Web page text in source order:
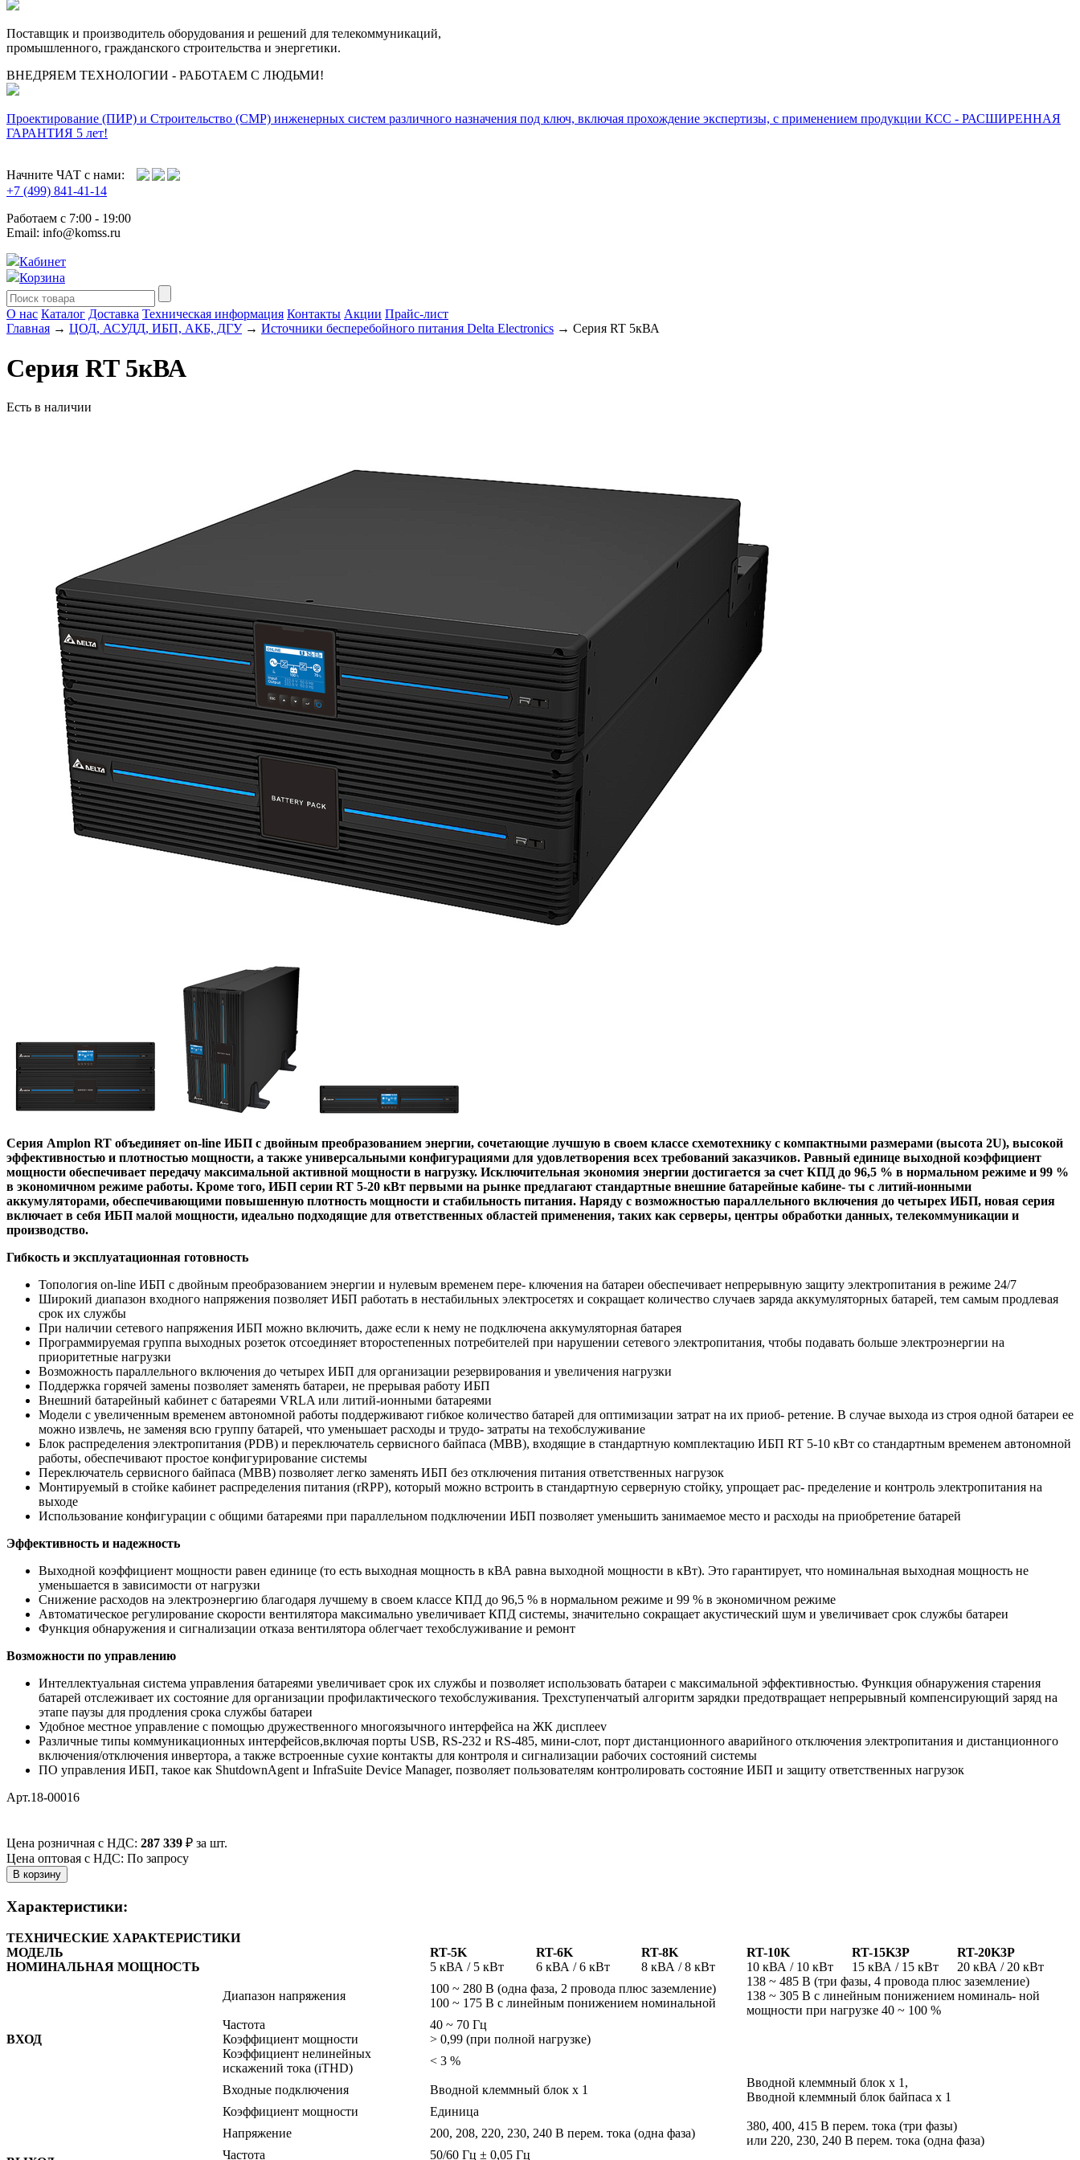
Поставщик и производитель оборудования и решений для телекоммуникаций,
промышленного, гражданского строительства и энергетики.
ВНЕДРЯЕМ ТЕХНОЛОГИИ - РАБОТАЕМ С ЛЮДЬМИ!
Проектирование (ПИР) и Cтроительство (СМР) инженерных систем различного назначения под ключ, включая прохождение экспертизы, с применением продукции КСС - РАСШИРЕННАЯ
ГАРАНТИЯ 5 лет!
Начните ЧАТ с нами:
+7 (499) 841-41-14
Работаем с 7:00 - 19:00
Email: info@komss.ru
Кабинет
Корзина
О нас Каталог Доставка Техническая информация Контакты Акции Прайс-лист
Главная → ЦОД, АСУДД, ИБП, АКБ, ДГУ→ Источники бесперебойного питания Delta Electronics → Серия RT 5кВА
Серия RT 5кВА
Есть в наличии
Серия Amplon RT объединяет on-line ИБП с двойным преобразованием энергии, сочетающие лучшую в своем классе схемотехнику с компактными размерами (высота 2U), высокой
эффективностью и плотностью мощности, а также универсальными конфигурациями для удовлетворения всех требований заказчиков. Равный единице выходной коэффициент
мощности обеспечивает передачу максимальной активной мощности в нагрузку. Исключительная экономия энергии достигается за счет КПД до 96,5 % в нормальном режиме и 99 %
в экономичном режиме работы. Кроме того, ИБП серии RT 5-20 кВт первыми на рынке предлагают стандартные внешние батарейные кабине- ты с литий-ионными
аккумуляторами, обеспечивающими повышенную плотность мощности и стабильность питания. Наряду с возможностью параллельного включения до четырех ИБП, новая серия
включает в себя ИБП малой мощности, идеально подходящие для ответственных областей применения, таких как серверы, центры обработки данных, телекоммуникации и
производство.
Гибкость и эксплуатационная готовность
Топология on-line ИБП с двойным преобразованием энергии и нулевым временем пере- ключения на батареи обеспечивает непрерывную защиту электропитания в режиме 24/7
Широкий диапазон входного напряжения позволяет ИБП работать в нестабильных электросетях и сокращает количество случаев заряда аккумуляторных батарей, тем самым продлевая
срок их службы
При наличии сетевого напряжения ИБП можно включить, даже если к нему не подключена аккумуляторная батарея
Программируемая группа выходных розеток отсоединяет второстепенных потребителей при нарушении сетевого электропитания, чтобы подавать больше электроэнергии на
приоритетные нагрузки
Возможность параллельного включения до четырех ИБП для организации резервирования и увеличения нагрузки
Поддержка горячей замены позволяет заменять батареи, не прерывая работу ИБП
Внешний батарейный кабинет с батареями VRLA или литий-ионными батареями
Модели с увеличенным временем автономной работы поддерживают гибкое количество батарей для оптимизации затрат на их приоб- ретение. В случае выхода из строя одной батареи ее
можно извлечь, не заменяя всю группу батарей, что уменьшает расходы и трудо- затраты на техобслуживание
Блок распределения электропитания (PDB) и переключатель сервисного байпаса (MBB), входящие в стандартную комплектацию ИБП RT 5-10 кВт со стандартным временем автономной
работы, обеспечивают простое конфигурирование системы
Переключатель сервисного байпаса (MBB) позволяет легко заменять ИБП без отключения питания ответственных нагрузок
Монтируемый в стойке кабинет распределения питания (rRPP), который можно встроить в стандартную серверную стойку, упрощает рас- пределение и контроль электропитания на
выходе
Использование конфигурации с общими батареями при параллельном подключении ИБП позволяет уменьшить занимаемое место и расходы на приобретение батарей
Эффективность и надежность
Выходной коэффициент мощности равен единице (то есть выходная мощность в кВА равна выходной мощности в кВт). Это гарантирует, что номинальная выходная мощность не
уменьшается в зависимости от нагрузки
Снижение расходов на электроэнергию благодаря лучшему в своем классе КПД до 96,5 % в нормальном режиме и 99 % в экономичном режиме
Автоматическое регулирование скорости вентилятора максимально увеличивает КПД системы, значительно сокращает акустический шум и увеличивает срок службы батареи
Функция обнаружения и сигнализации отказа вентилятора облегчает техобслуживание и ремонт
Возможности по управлению
Интеллектуальная система управления батареями увеличивает срок их службы и позволяет использовать батареи с максимальной эффективностью. Функция обнаружения старения
батарей отслеживает их состояние для организации профилактического техобслуживания. Трехступенчатый алгоритм зарядки предотвращает непрерывный компенсирующий заряд на
этапе паузы для продления срока службы батареи
Удобное местное управление с помощью дружественного многоязычного интерфейса на ЖК дисплееv
Различные типы коммуникационных интерфейсов,включая порты USB, RS-232 и RS-485, мини-слот, порт дистанционного аварийного отключения электропитания и дистанционного
включения/отключения инвертора, а также встроенные сухие контакты для контроля и сигнализации рабочих состояний системы
ПО управления ИБП, такое как ShutdownAgent и InfraSuite Device Manager, позволяет пользователям контролировать состояние ИБП и защиту ответственных нагрузок
Арт.18-00016
Цена розничная с НДС: 287 339 ₽ за шт.
Цена оптовая с НДС: По запросу
Характеристики:
ТЕХНИЧЕСКИЕ ХАРАКТЕРИСТИКИ
МОДЕЛЬ
RT-5K RT-6K RT-8K RT-10K RT-15K3P
RT-20K3P
НОМИНАЛЬНАЯ МОЩНОСТЬ
5 кВА / 5 кВт 6 кВА / 6 кВт 8 кВА / 8 кВт 10 кВА / 10 кВт 15 кВА / 15 кВт 20 кВА / 20 кВт
ВХОД
Диапазон напряжения
100 ~ 280 В (одна фаза, 2 провода плюс заземление)
100 ~ 175 В с линейным понижением номинальной
138 ~ 485 В (три фазы, 4 провода плюс заземление)
138 ~ 305 В с линейным понижением номиналь- ной
мощности при нагрузке 40 ~ 100 %
Частота
40 ~ 70 Гц
Коэффициент мощности
> 0,99 (при полной нагрузке)
Коэффициент нелинейных
искажений тока (iTHD)
< 3 %
Входные подключения Вводной клеммный блок x 1
Вводной клеммный блок x 1,
Вводной клеммный блок байпаса x 1
Коэффициент мощности
Единица
Напряжение
200, 208, 220, 230, 240 В перем. тока (одна фаза)
380, 400, 415 В перем. тока (три фазы)
или 220, 230, 240 В перем. тока (одна фаза)
Частота
50/60 Гц ± 0,05 Гц